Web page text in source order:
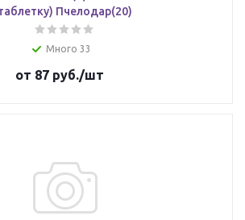
таблетку) Пчелодар(20)
Много 33
от 87 руб./шт